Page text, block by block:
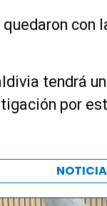
con
tendrá
por